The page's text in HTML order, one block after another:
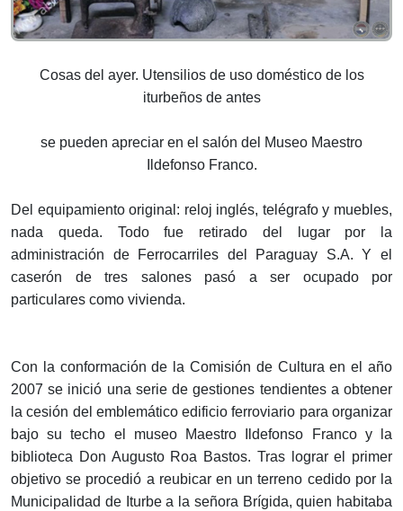
Cosas del ayer. Utensilios de uso doméstico de los
iturbeños de antes
se pueden apreciar en el salón del Museo Maestro
Ildefonso Franco.
Del equipamiento original: reloj inglés, telégrafo y muebles,
nada queda. Todo fue retirado del lugar por la
administración de Ferrocarriles del Paraguay S.A. Y el
caserón de tres salones pasó a ser ocupado por
particulares como vivienda.
Con la conformación de la Comisión de Cultura en el año
2007 se inició una serie de gestiones tendientes a obtener
la cesión del emblemático edificio ferroviario para organizar
bajo su techo el museo Maestro Ildefonso Franco y la
biblioteca Don Augusto Roa Bastos. Tras lograr el primer
objetivo se procedió a reubicar en un terreno cedido por la
Municipalidad de Iturbe a la señora Brígida, quien habitaba